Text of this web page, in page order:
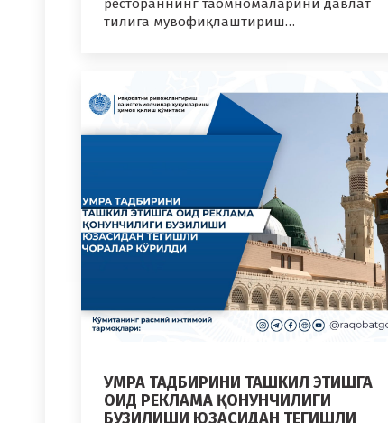
рестораннинг таомномаларини давлат
тилига мувофиқлаштириш…
УМРА ТАДБИРИНИ ТАШКИЛ ЭТИШГА
ОИД РЕКЛАМА ҚОНУНЧИЛИГИ
БУЗИЛИШИ ЮЗАСИДАН ТЕГИШЛИ